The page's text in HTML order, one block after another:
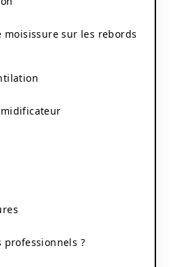
sur les rebords
?